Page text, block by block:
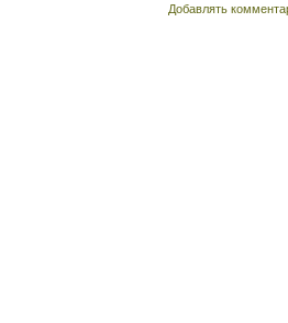
Добавлять